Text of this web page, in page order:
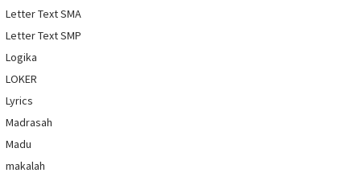
Letter Text SMA
Letter Text SMP
Logika
LOKER
Lyrics
Madrasah
Madu
makalah